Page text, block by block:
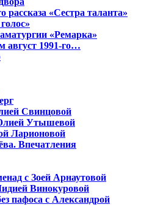
рассказа «Сестра таланта»
«Ремарка»
1991-го…
Свинцовой
Утышевой
Ларионовой
Впечатления
с Зоей Арнаутовой
Винокуровой
пафоса с Александрой